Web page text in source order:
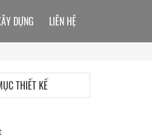
DỰNG LIÊN HỆ
THIẾT KẾ